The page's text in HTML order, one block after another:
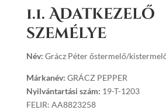
1.1. Adatkezelő
személye
Név: Grácz Péterőstermelő/
Márkanév: GRÁCZ PEPPER
Nyilvántartási szám: 19-T-1203
FELIR: AA8823258